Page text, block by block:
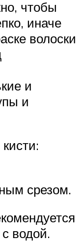
чтобы
иначе
волоски
и
и
срезом.
водой.